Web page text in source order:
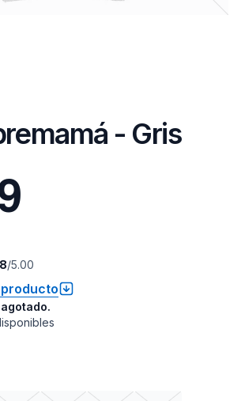
- Gris
/5.00